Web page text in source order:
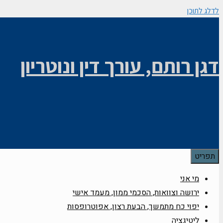
לדלג לתוכן
דגן רותם, עורך דין ונוטריון
תפריט
מי אני
ירושה וצוואות, הסכמי ממון, מעמד אישי
יפוי כח מתמשך, הבעת רצון, אפוטרופסות